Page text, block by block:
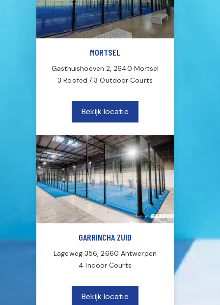
MORTSEL
Gasthuishoeven 2, 2640 Mortsel
3 Roofed / 3 Outdoor Courts
Bekijk locatie
GARRINCHA ZUID
Lageweg 356, 2660 Antwerpen
4 Indoor Courts
Bekijk locatie